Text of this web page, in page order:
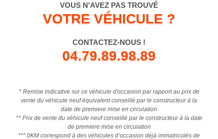
VOUS N'AVEZ PAS TROUVÉ
VOTRE VÉHICULE ?
CONTACTEZ-NOUS !
04.79.89.98.89
* Remise indicative sur ce véhicule d'occasion par rapport au prix de
vente du véhicule neuf équivalent conseillé par le constructeur à la
date de premiere mise en circulation
** Prix de vente du véhicule neuf conseillé par le constructeur à la date
de premiere mise en circulation
*** 0KM correspond à des véhicules d’occasion déjà immatriculés de